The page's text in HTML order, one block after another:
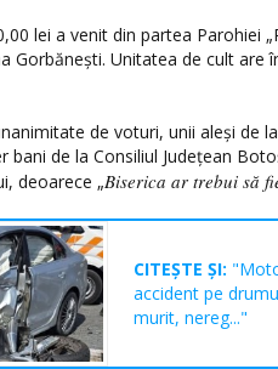
lei a venit din partea Parohiei
Gorbănești. Unitatea de cult are
de voturi, unii aleși de
bani de la Consiliul Județean
deoarece „Biserica ar trebui să
CITEȘTE ȘI:
accident pe
murit, nereg..."